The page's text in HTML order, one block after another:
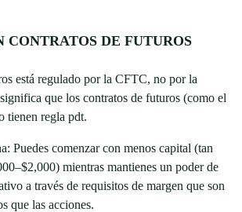
CONTRATOS DE FUTUROS
está regulado por la CFTC, no por la
que los contratos de futuros (como el
tienen regla pdt.
Puedes comenzar con menos capital (tan
mientras mantienes un poder de
a través de requisitos de margen que son
que las acciones.